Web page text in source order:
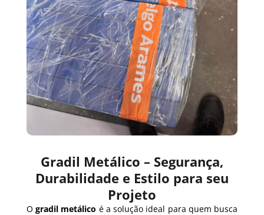
Gradil Metálico – Segurança,
Durabilidade e Estilo para seu
Projeto
Ogradil metálico é a solução ideal para quem busca